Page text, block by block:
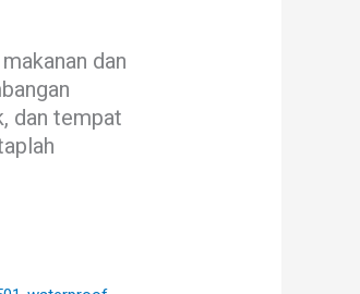
dan
dan tempat